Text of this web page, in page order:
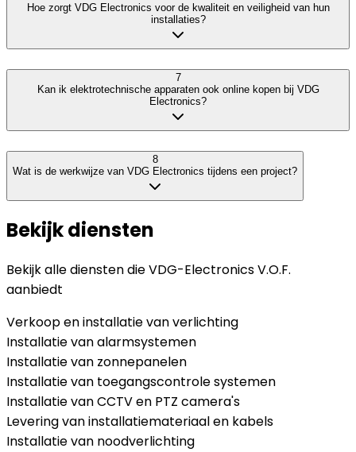
Hoe zorgt VDG Electronics voor de kwaliteit en veiligheid van hun
installaties?
7
Kan ik elektrotechnische apparaten ook online kopen bij VDG
Electronics?
8
Wat is de werkwijze van VDG Electronics tijdens een project?
Bekijk diensten
Bekijk alle diensten dieVDG-Electronics V.O.F.
aanbiedt
Verkoop en installatie van verlichting
Installatie van alarmsystemen
Installatie van zonnepanelen
Installatie van toegangscontrole systemen
Installatie van CCTV en PTZ camera's
Levering van installatiemateriaal en kabels
Installatie van noodverlichting